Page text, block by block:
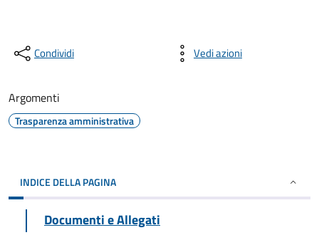
Condividi Vedi azioni
Argomenti
Trasparenza amministrativa
INDICE DELLA PAGINA
Documenti e Allegati